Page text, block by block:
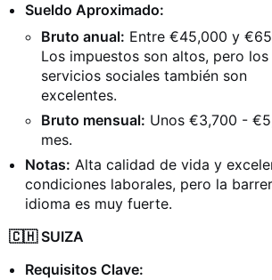
Sueldo Aproximado:
Bruto anual: Entre €45,000 y
Los impuestos son altos, pero los
servicios sociales también son
excelentes.
Bruto mensual: Unos €3,700 -
mes.
Notas: Alta calidad de vida y
condiciones laborales, pero la
idioma es muy fuerte.
🇨🇭 SUIZA
Requisitos Clave: